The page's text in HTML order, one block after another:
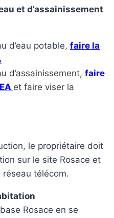
et d’assainissement
d’eau potable, faire la
d’assainissement, faire
et faire viser la
le propriétaire doit
sur le site Rosace et
télécom.
Rosace en se